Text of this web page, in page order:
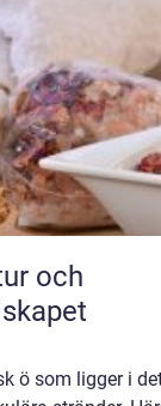
ö som ligger i